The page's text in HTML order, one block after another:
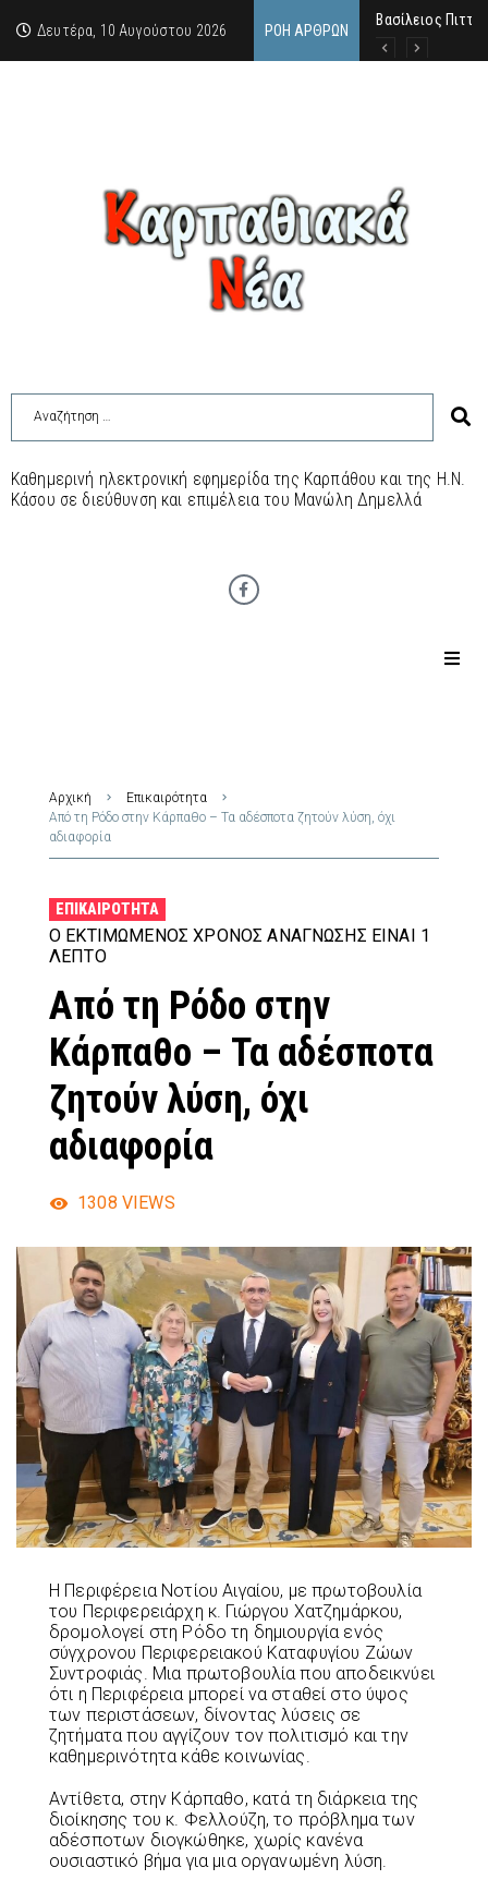
Δευτέρα, 10 Αυγούστου 2026 ΡΟΉ ΆΡΘΡΩΝ
Βασίλειος
Σαν σήμερα,
Μανόλης Μελάς:
Καθημερινή ηλεκτρονική εφημερίδα της Καρπάθου και της Η.Ν.
Κάσου σε διεύθυνση και επιμέλεια του Μανώλη Δημελλά
Αρχική
Επικαιρότητα
Από τη Ρόδο στην Κάρπαθο – Τα αδέσποτα ζητούν λύση, όχι
αδιαφορία
ΕΠΙΚΑΙΡΌΤΗΤΑ
Ο ΕΚΤΙΜΏΜΕΝΟΣ ΧΡΌΝΟΣ ΑΝΆΓΝΩΣΗΣ ΕΊΝΑΙ 1
ΛΕΠΤΌ
Από τη Ρόδο στην
Κάρπαθο – Τα αδέσποτα
ζητούν λύση, όχι
αδιαφορία
1308 VIEWS
Η Περιφέρεια Νοτίου Αιγαίου, με πρωτοβουλία
του Περιφερειάρχη κ. Γιώργου Χατζημάρκου,
δρομολογεί στη Ρόδο τη δημιουργία ενός
σύγχρονου Περιφερειακού Καταφυγίου Ζώων
Συντροφιάς. Μια πρωτοβουλία που αποδεικνύει
ότι η Περιφέρεια μπορεί να σταθεί στο ύψος
των περιστάσεων, δίνοντας λύσεις σε
ζητήματα που αγγίζουν τον πολιτισμό και την
καθημερινότητα κάθε κοινωνίας.
Αντίθετα, στην Κάρπαθο, κατά τη διάρκεια της
διοίκησης του κ. Φελλούζη, το πρόβλημα των
αδέσποτων διογκώθηκε, χωρίς κανένα
ουσιαστικό βήμα για μια οργανωμένη λύση.